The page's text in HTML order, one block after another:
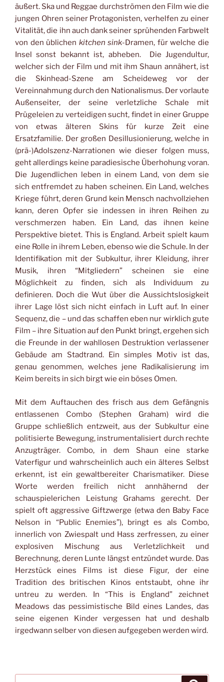
äußert. Ska und Reggae durchströmen den Film wie die
jungen Ohren seiner Protagonisten, verhelfen zu einer
Vitalität, die ihn auch dank seiner sprühenden Farbwelt
von den üblichen kitchen sink-Dramen, für welche die
Insel sonst bekannt ist, abheben. Die Jugendultur,
welcher sich der Film und mit ihm Shaun annähert, ist
die Skinhead-Szene am Scheideweg vor der
Vereinnahmung durch den Nationalismus. Der vorlaute
Außenseiter, der seine verletzliche Schale mit
Prügeleien zu verteidigen sucht, findet in einer Gruppe
von etwas älteren Skins für kurze Zeit eine
Ersatzfamilie. Der großen Desillusionierung, welche in
(prä-)Adolszenz-Narrationen wie dieser folgen muss,
geht allerdings keine paradiesische Überhohung voran.
Die Jugendlichen leben in einem Land, von dem sie
sich entfremdet zu haben scheinen. Ein Land, welches
Kriege führt, deren Grund kein Mensch nachvollziehen
kann, deren Opfer sie indessen in ihren Reihen zu
verschmerzen haben. Ein Land, das ihnen keine
Perspektive bietet. This is England. Arbeit spielt kaum
eine Rolle in ihrem Leben, ebenso wie die Schule. In der
Identifikation mit der Subkultur, ihrer Kleidung, ihrer
Musik, ihren “Mitgliedern” scheinen sie eine
Möglichkeit zu finden, sich als Individuum zu
definieren. Doch die Wut über die Aussichtslosigkeit
ihrer Lage löst sich nicht einfach in Luft auf. In einer
Sequenz, die – und das schaffen eben nur wirklich gute
Film – ihre Situation auf den Punkt bringt, ergehen sich
die Freunde in der wahllosen Destruktion verlassener
Gebäude am Stadtrand. Ein simples Motiv ist das,
genau genommen, welches jene Radikalisierung im
Keim bereits in sich birgt wie ein böses Omen.
Mit dem Auftauchen des frisch aus dem Gefängnis
entlassenen Combo (Stephen Graham) wird die
Gruppe schließlich entzweit, aus der Subkultur eine
politisierte Bewegung, instrumentalisiert durch rechte
Anzugträger. Combo, in dem Shaun eine starke
Vaterfigur und wahrscheinlich auch ein älteres Selbst
erkennt, ist ein gewaltbereiter Charismatiker. Diese
Worte werden freilich nicht annhähernd der
schauspielerichen Leistung Grahams gerecht. Der
spielt oft aggressive Giftzwerge (etwa den Baby Face
Nelson in “Public Enemies”), bringt es als Combo,
innerlich von Zwiespalt und Hass zerfressen, zu einer
explosiven Mischung aus Verletzlichkeit und
Berechnung, deren Lunte längst entzündet wurde. Das
Herzstück eines Films ist diese Figur, der eine
Tradition des britischen Kinos entstaubt, ohne ihr
untreu zu werden. In “This is England” zeichnet
Meadows das pessimistische Bild eines Landes, das
seine eigenen Kinder vergessen hat und deshalb
irgedwann selber von diesen aufgegeben werden wird.